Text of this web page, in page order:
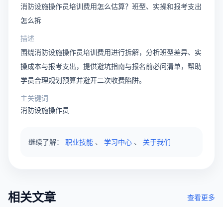
消防设施操作员培训费用怎么估算？班型、实操和报考支出
怎么拆
描述
围绕消防设施操作员培训费用进行拆解，分析班型差异、实
操成本与报考支出，提供避坑指南与报名前必问清单，帮助
学员合理规划预算并避开二次收费陷阱。
主关键词
消防设施操作员
继续了解： 职业技能 、 学习中心 、 关于我们
相关文章 查看更多